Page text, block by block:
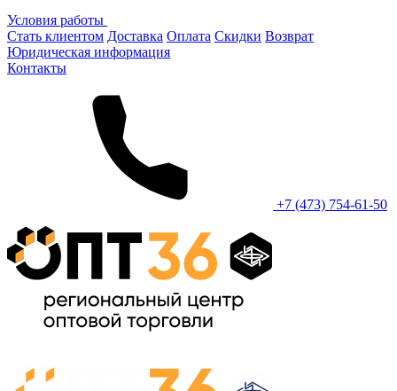
Условия работы
Стать клиентом Доставка Оплата Скидки Возврат
Юридическая информация
Контакты
+7 (473) 754-61-50